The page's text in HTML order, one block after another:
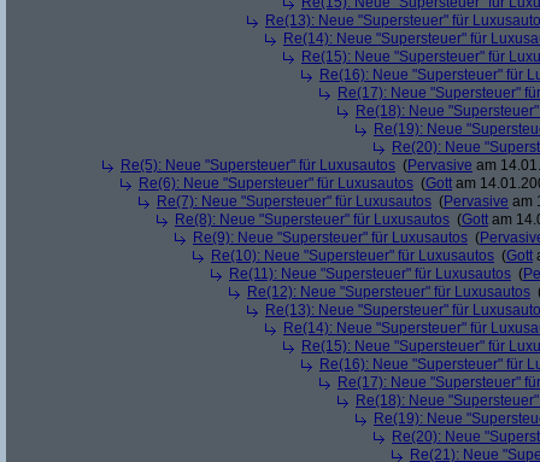
Re(13): Neue "Supersteuer" für
Re(14): Neue "Supersteuer" für
Re(15): Neue "Supersteuer" für
Re(16): Neue "Supersteuer" für
Re(17): Neue "Supersteuer"
Re(18): Neue
Re(19): Neue
Re(20): Neue
Re(5): Neue "Supersteuer" für Luxusautos (Pervasive am
Re(6): Neue "Supersteuer" für Luxusautos (Gott am
Re(7): Neue "Supersteuer" für Luxusautos (Pervasive am
Re(8): Neue "Supersteuer" für Luxusautos (Gott am
Re(9): Neue "Supersteuer" für Luxusautos (
Re(10): Neue "Supersteuer" für Luxusautos (Gott
Re(11): Neue "Supersteuer" für Luxusautos (
Re(12): Neue "Supersteuer" für Luxusautos
Re(13): Neue "Supersteuer" für
Re(14): Neue "Supersteuer" für
Re(15): Neue "Supersteuer" für
Re(16): Neue "Supersteuer" für
Re(17): Neue "Supersteuer"
Re(18): Neue
Re(19): Neue
Re(20): Neue
Re(21): Neue